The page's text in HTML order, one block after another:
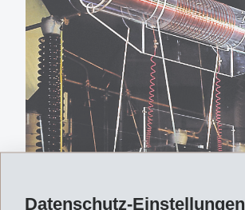
Datenschutz-Einstellungen